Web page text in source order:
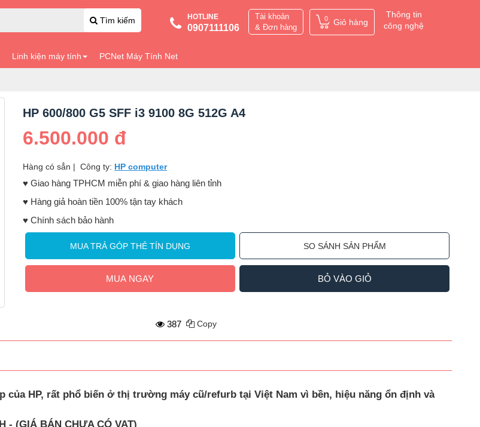
Tìm kiếm HOTLINE
0907111106
Tài khoản
& Đơn hàng
0 Giỏ hàng
Thông tin
công nghệ
Linh kiện máy tính PCNet Máy Tính Net
HP 600/800 G5 SFF i3 9100 8G 512G A4
6.500.000 đ
Hàng có sẳn |Công ty: HP computer
♥️ Giao hàng TPHCM miễn phí & giao hàng liên tỉnh
♥️ Hàng giả hoàn tiền 100% tận tay khách
♥️ Chính sách bảo hành
MUA TRẢ GÓP THẺ TÍN DỤNG SO SÁNH SẢN PHẨM
MUA NGAY BỎ VÀO GIỎ
387 Copy
của HP, rất phổ biến ở thị trường máy cũ/refurb tại Việt Nam vì bền, hiệu năng ổn định và
- (GIÁ BÁN CHƯA CÓ VAT)